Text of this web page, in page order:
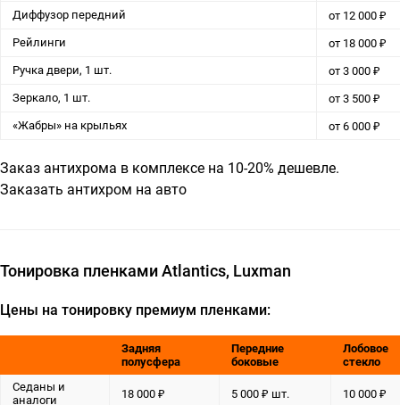
Диффузор передний
от 12 000 ₽
Рейлинги
от 18 000 ₽
Ручка двери, 1 шт.
от 3 000 ₽
Зеркало, 1 шт.
от 3 500 ₽
«Жабры» на крыльях
от 6 000 ₽
Заказ антихрома в комплексе на 10-20% дешевле.
Заказать антихром на авто
Тонировка пленками Atlantics, Luxman
Цены на тонировку премиум пленками:
Задняя
полусфера
Передние
боковые
Лобовое
стекло
Седаны и
аналоги
18 000 ₽ 5 000 ₽ шт. 10 000 ₽